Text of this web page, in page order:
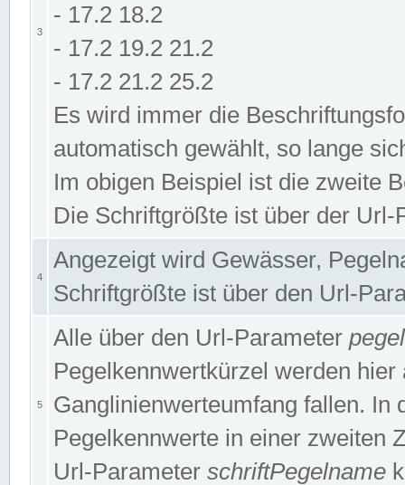
3
- 17.2 18.2
- 17.2 19.2 21.2
- 17.2 21.2 25.2
Es wird immer die
automatisch gewählt, so lange
Im obigen Beispiel ist die zweite
Die Schriftgrößte ist über der
4
Angezeigt wird Gewässer,
Schriftgrößte ist über den Url-
5
Alle über den Url-Parameter
Pegelkennwertkürzel werden
Ganglinienwerteumfang fallen. In
Pegelkennwerte in einer zweiten
Url-Parameter schriftPegelname